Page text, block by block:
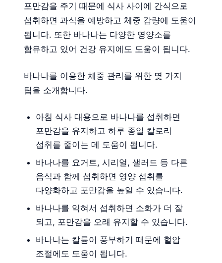
포만감을 주기 때문에 식사 사이에 간식으로
섭취하면 과식을 예방하고 체중 감량에 도움이
됩니다. 또한 바나나는 다양한 영양소를
함유하고 있어 건강 유지에도 도움이 됩니다.
바나나를 이용한 체중 관리를 위한 몇 가지
팁을 소개합니다.
아침 식사 대용으로 바나나를 섭취하면
포만감을 유지하고 하루 종일 칼로리
섭취를 줄이는 데 도움이 됩니다.
바나나를 요거트, 시리얼, 샐러드 등 다른
음식과 함께 섭취하면 영양 섭취를
다양화하고 포만감을 높일 수 있습니다.
바나나를 익혀서 섭취하면 소화가 더 잘
되고, 포만감을 오래 유지할 수 있습니다.
바나나는 칼륨이 풍부하기 때문에 혈압
조절에도 도움이 됩니다.